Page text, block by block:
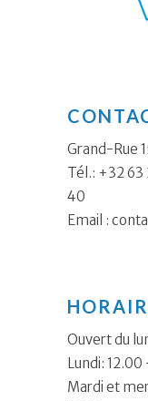
Grand-Rue
Tél.: +32 63
40
Email :
Ouvert du
Lundi: 12.00
Mardi et